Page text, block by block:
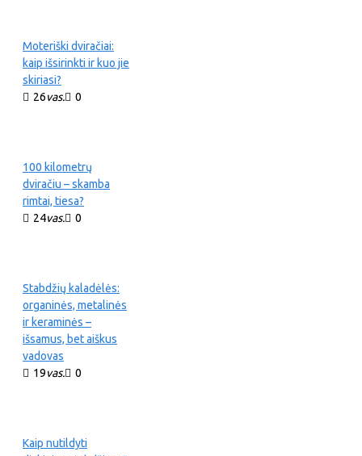
Moteriški dviračiai:
kaip išsirinkti ir kuo jie
skiriasi?
26vas. 0
100 kilometrų
dviračiu – skamba
rimtai, tiesa?
24vas. 0
Stabdžių kaladėlės:
organinės, metalinės
ir keraminės –
išsamus, bet aiškus
vadovas
19vas. 0
Kaip nutildyti